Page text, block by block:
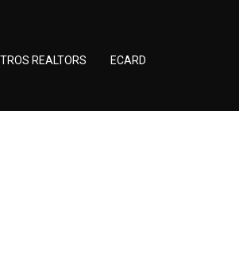
REALTORS ECARD